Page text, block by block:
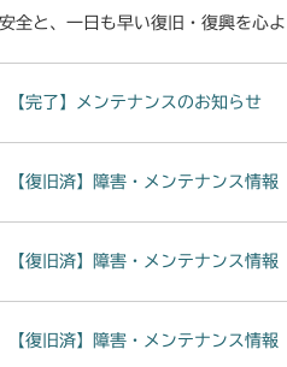
全と、一日も早い復旧・復興を心よ
【完了】メンテナンスのお知らせ
【復旧済】障害・メンテナンス情報
【復旧済】障害・メンテナンス情報
【復旧済】障害・メンテナンス情報